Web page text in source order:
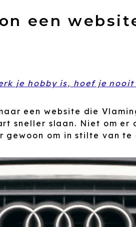
een
je hobby is, hoef je nooit
een website die
sneller slaan. Niet om er
om in stilte van te